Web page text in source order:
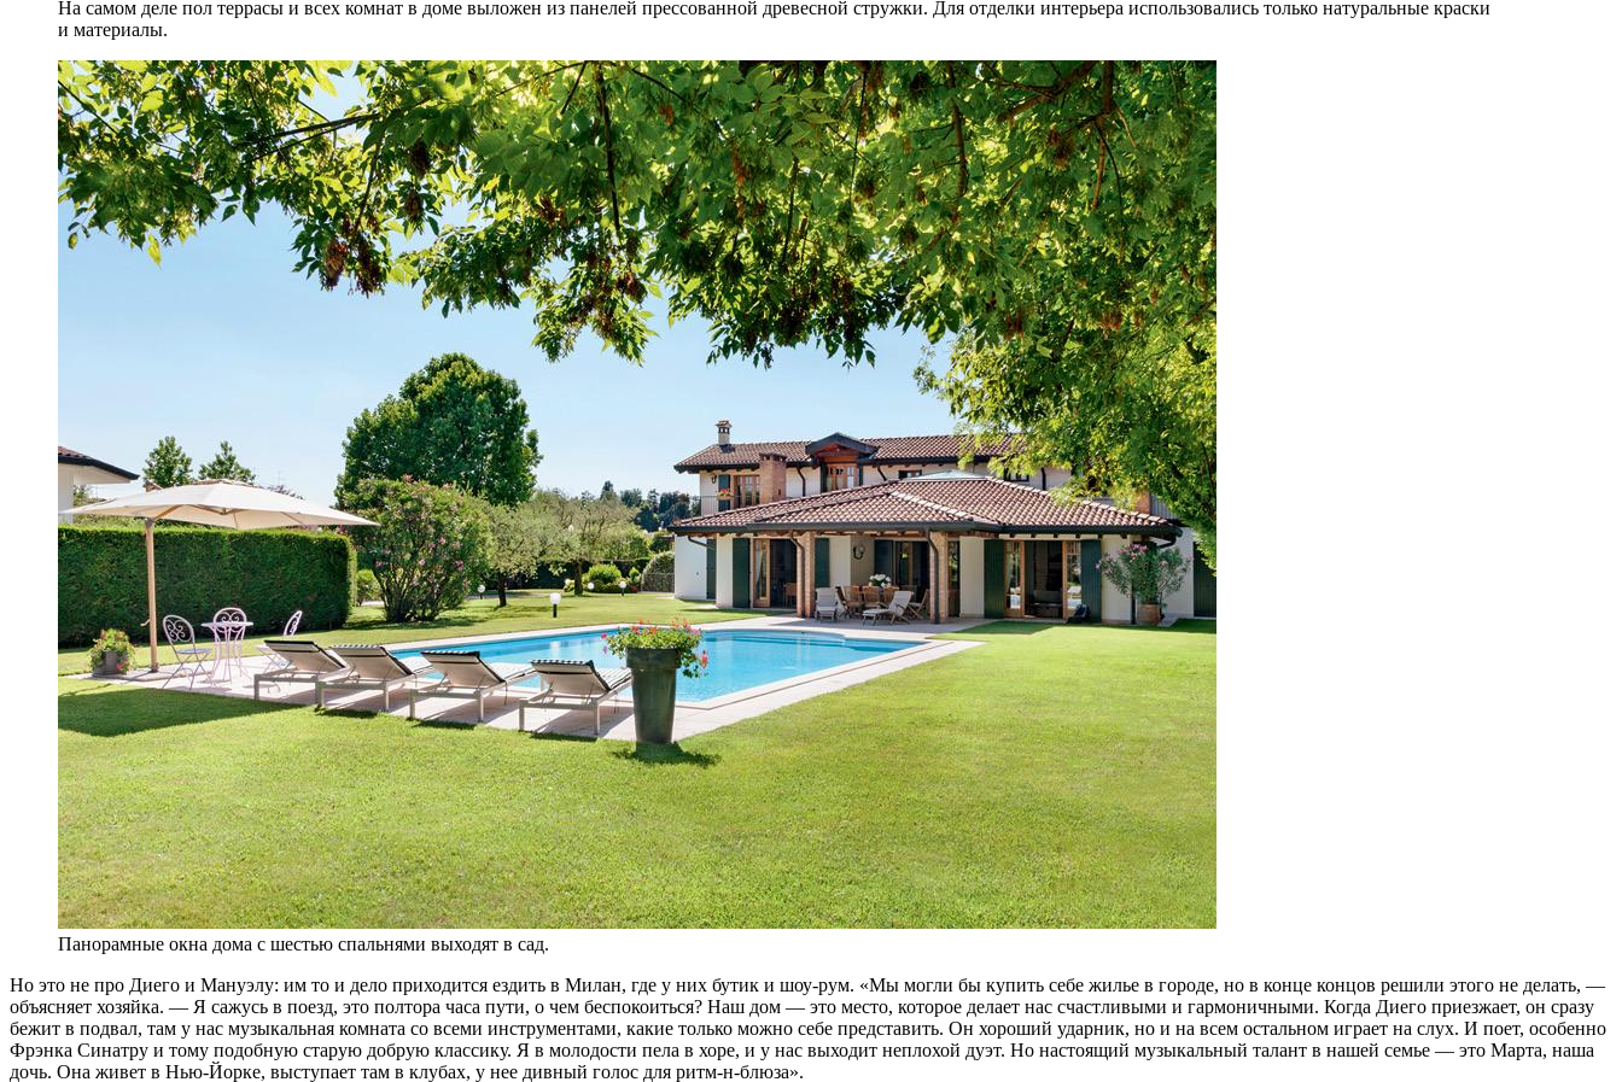
На самом деле пол террасы и всех комнат в доме выложен из панелей прессованной древесной стружки. Для отделки интерьера использовались только натуральные краски
и материалы.
Панорамные окна дома с шестью спальнями выходят в сад.
Но это не про Диего и Мануэлу: им то и дело приходится ездить в Милан, где у них бутик и шоу-рум. «Мы могли бы купить себе жилье в городе, но в конце концов решили этого не делать, —
объясняет хозяйка. — Я сажусь в поезд, это полтора часа пути, о чем беспокоиться? Наш дом — это место, которое делает нас счастливыми и гармоничными. Когда Диего приезжает, он сразу
бежит в подвал, там у нас музыкальная комната со всеми инструментами, какие только можно себе представить. Он хороший ударник, но и на всем остальном играет на слух. И поет, особенно
Фрэнка Синатру и тому подобную старую добрую классику. Я в молодости пела в хоре, и у нас выходит неплохой дуэт. Но настоящий музыкальный талант в нашей семье — это Марта, наша
дочь. Она живет в Нью-Йорке, выступает там в клубах, у нее дивный голос для ритм-н-блюза».